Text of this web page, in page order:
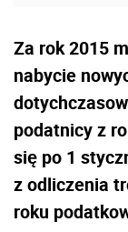
Za rok 2015
nabycie
podatnicy z
się po 1
z odliczenia
roku